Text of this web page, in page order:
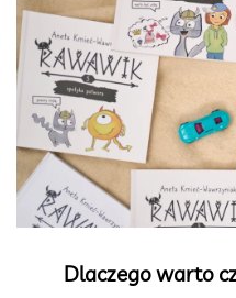
Dlaczego warto